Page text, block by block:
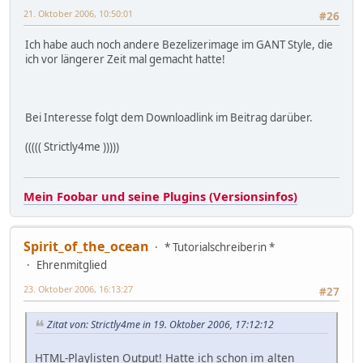
#26
21. Oktober 2006, 10:50:01
Ich habe auch noch andere Bezelizerimage im GANT Style, die
ich vor längerer Zeit mal gemacht hatte!
Bei Interesse folgt dem Downloadlink im Beitrag darüber.
((((( Strictly4me )))))
Mein Foobar und seine Plugins (Versionsinfos)
Spirit_of_the_ocean
* Tutorialschreiberin *
Ehrenmitglied
#27
23. Oktober 2006, 16:13:27
Zitat von: Strictly4me in 19. Oktober 2006, 17:12:12
HTML-Playlisten Output! Hatte ich schon im alten